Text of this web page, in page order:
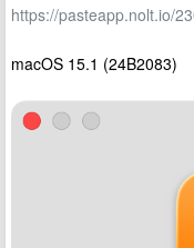
https://pasteapp.nolt.io/
macOS 15.1 (24B2083)